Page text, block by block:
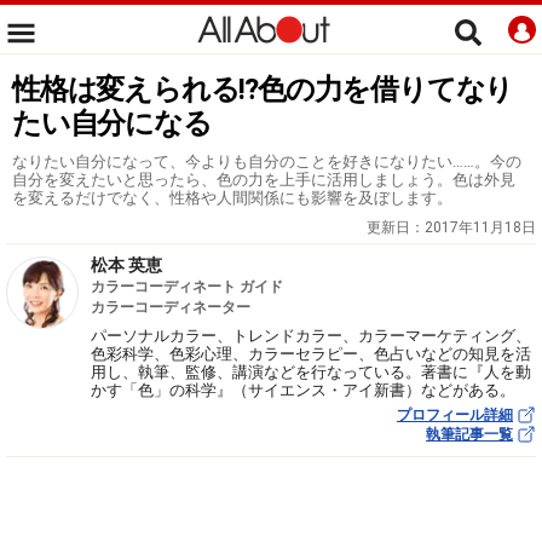
性格は変えられる!?色の力を借りてなり
たい自分になる
なりたい自分になって、今よりも自分のことを好きになりたい……。今の
自分を変えたいと思ったら、色の力を上手に活用しましょう。色は外見
を変えるだけでなく、性格や人間関係にも影響を及ぼします。
更新日： 2017年11月18日
松本 英恵
カラーコーディネート ガイド
カラーコーディネーター
パーソナルカラー、トレンドカラー、カラーマーケティング、
色彩科学、色彩心理、カラーセラピー、色占いなどの知見を活
用し、執筆、監修、講演などを行なっている。著書に『人を動
かす「色」の科学』（サイエンス・アイ新書）などがある。
プロフィール詳細
執筆記事一覧